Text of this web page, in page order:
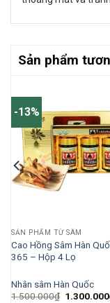
Sản phẩm
-13%
SẢN PHẨM TỪ SÂM
Cao Hồng Sâm Hàn
365 – Hộp 4 Lọ
Nhân sâm Hàn Quốc
1.500.000₫ 1.300.000